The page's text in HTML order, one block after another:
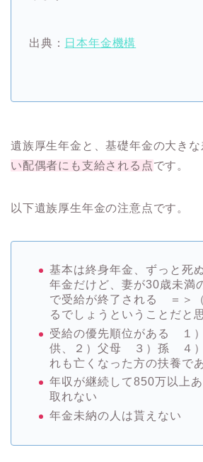
出典： 日本年金機構
遺族厚生年金と、基礎年金の大き
い配偶者にも支給される点です。
以下遺族厚生年金の注意点です。
基本は終身年金
、ずっと死
年金だけど、妻が30歳未満
で受給が終了される ＝＞
るでしょうということだと
受給の優先順位がある １
供、２）父母 ３）孫 ４
れも亡くなった方の扶養で
年収が継続して850万以上
取れない
年金未納の人は貰えない